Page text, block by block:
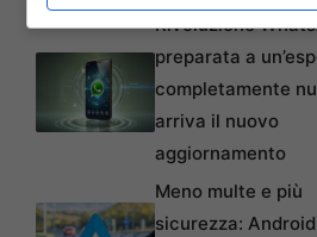
Rivoluzione
preparata a
completamente
arriva il nuovo
aggiornamento
Meno multe e più
sicurezza: